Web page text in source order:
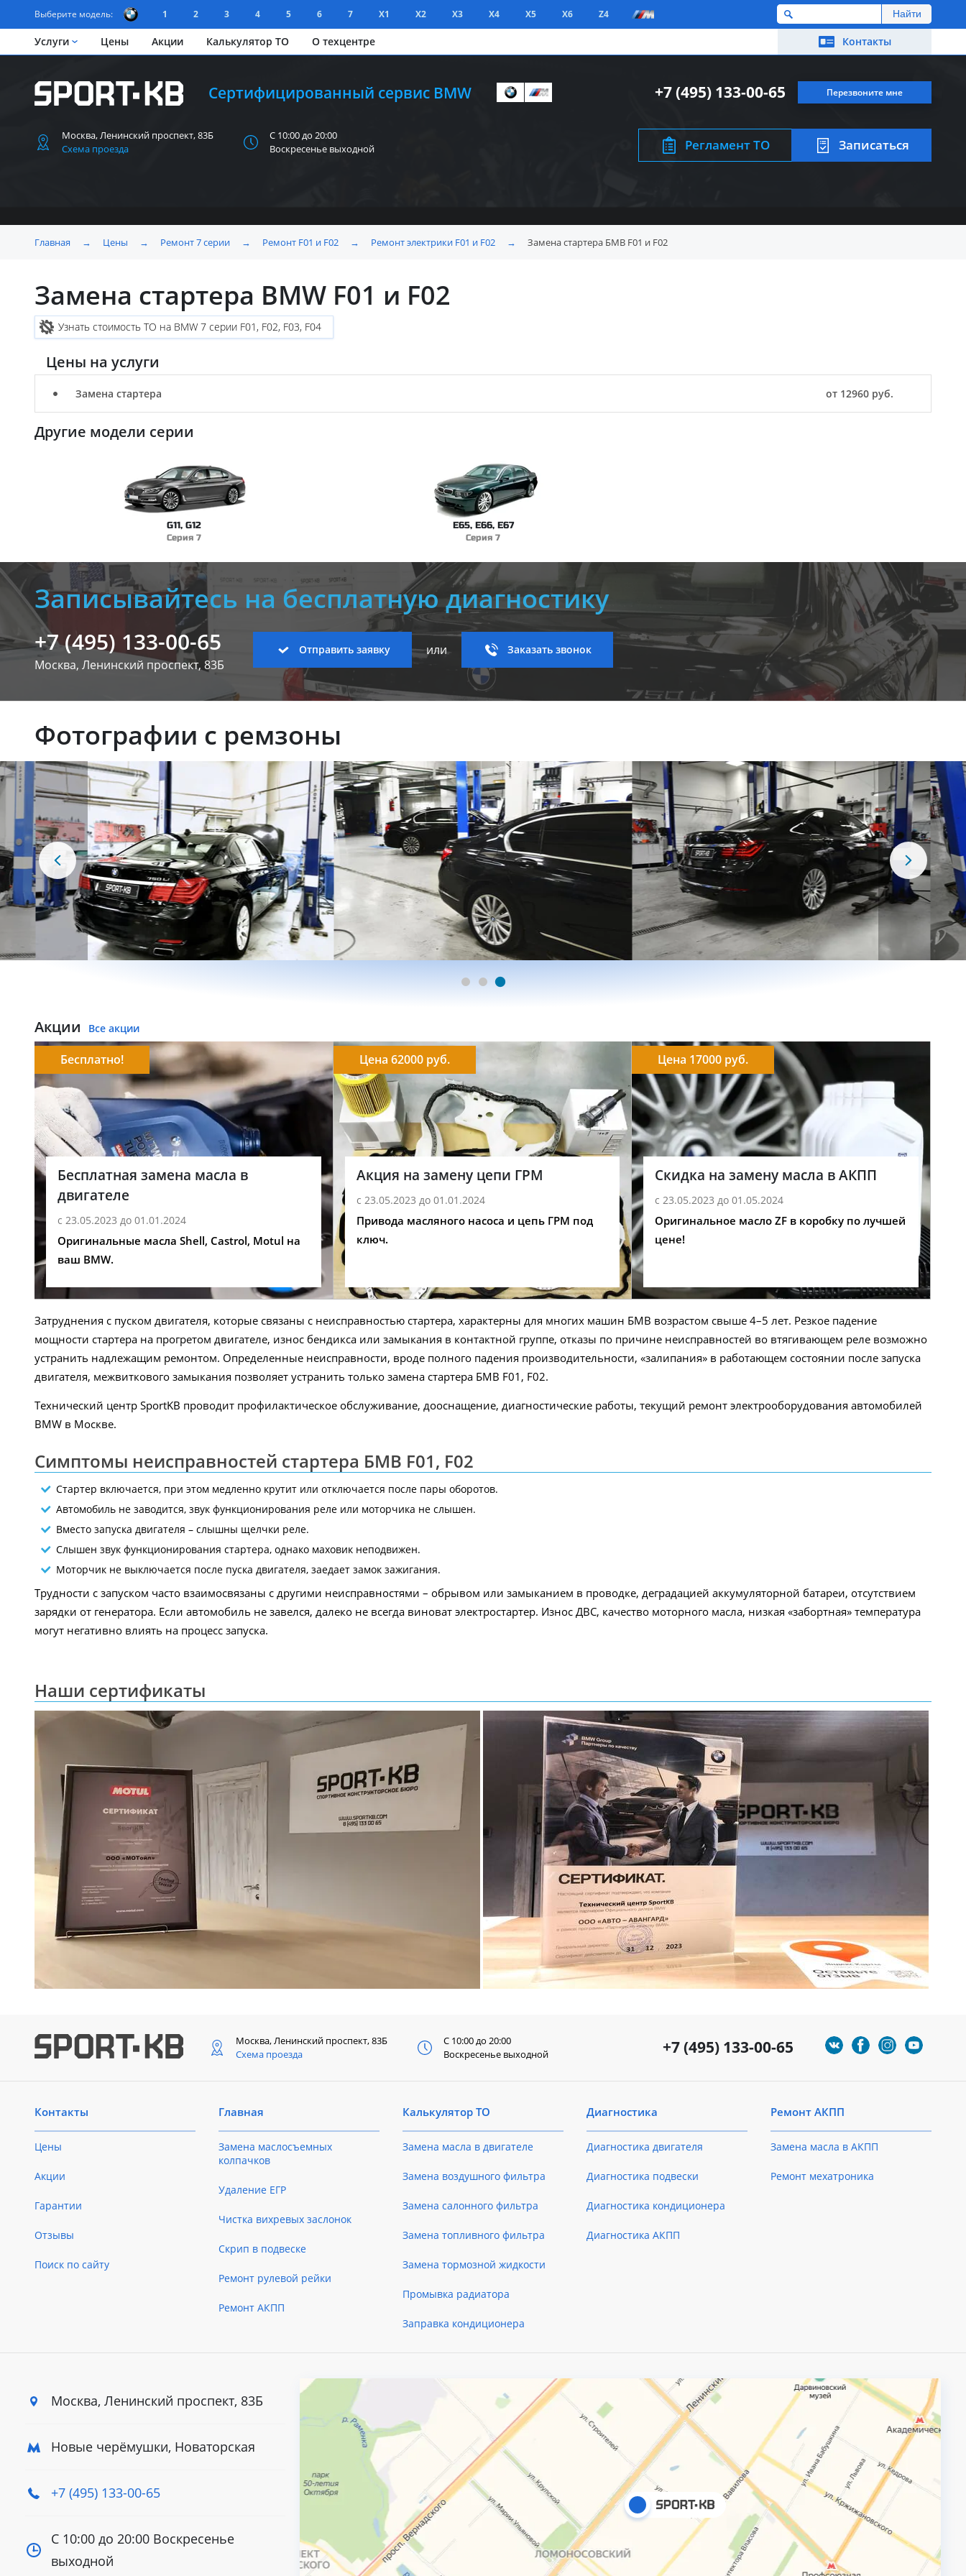
Выберите модель: 1 2 3 4 5 6 7 X1 X2 X3 X4 X5 X6 Z4
Услуги Цены Акции Калькулятор ТО О техцентре Контакты
Сертифицированный сервис BMW Перезвоните мне
+7 (495) 133-00-65
Москва, Ленинский проспект, 83Б
Схема проезда
С 10:00 до 20:00
Воскресенье выходной
Регламент ТО Записаться
Главная → Цены → Ремонт 7 серии → Ремонт F01 и F02 → Ремонт электрики F01 и F02 → Замена стартера БМВ F01 и F02
Замена стартера BMW F01 и F02
Узнать стоимость ТО на BMW 7 серии F01, F02, F03, F04
Цены на услуги
Замена стартера от 12960 руб.
Другие модели серии
G11, G12
Серия 7
E65, E66, E67
Серия 7
Записывайтесь на бесплатную диагностику
+7 (495) 133-00-65
Москва, Ленинский проспект, 83Б
Отправить заявку или Заказать звонок
Фотографии с ремзоны
Акции Все акции
Бесплатная замена масла в
двигателе
с 23.05.2023 до 01.01.2024
Бесплатно!
Оригинальные масла Shell, Castrol, Motul на
ваш BMW.
Акция на замену цепи ГРМ
с 23.05.2023 до 01.01.2024
Цена 62000 руб.
Привода масляного насоса и цепь ГРМ под
ключ.
Скидка на замену масла в АКПП
с 23.05.2023 до 01.05.2024
Цена 17000 руб.
Оригинальное масло ZF в коробку по лучшей
цене!
Затруднения с пуском двигателя, которые связаны с неисправностью стартера, характерны для многих машин БМВ возрастом свыше 4–5 лет. Резкое падение
мощности стартера на прогретом двигателе, износ бендикса или замыкания в контактной группе, отказы по причине неисправностей во втягивающем реле возможно
устранить надлежащим ремонтом. Определенные неисправности, вроде полного падения производительности, «залипания» в работающем состоянии после запуска
двигателя, межвиткового замыкания позволяет устранить только замена стартера БМВ F01, F02.
Технический центр SportKB проводит профилактическое обслуживание, дооснащение, диагностические работы, текущий ремонт электрооборудования автомобилей
BMW в Москве.
Симптомы неисправностей стартера БМВ F01, F02
Стартер включается, при этом медленно крутит или отключается после пары оборотов.
Автомобиль не заводится, звук функционирования реле или моторчика не слышен.
Вместо запуска двигателя – слышны щелчки реле.
Слышен звук функционирования стартера, однако маховик неподвижен.
Моторчик не выключается после пуска двигателя, заедает замок зажигания.
Трудности с запуском часто взаимосвязаны с другими неисправностями – обрывом или замыканием в проводке, деградацией аккумуляторной батареи, отсутствием
зарядки от генератора. Если автомобиль не завелся, далеко не всегда виноват электростартер. Износ ДВС, качество моторного масла, низкая «забортная» температура
могут негативно влиять на процесс запуска.
Наши сертификаты
+7 (495) 133-00-65
Москва, Ленинский проспект, 83Б
Схема проезда
С 10:00 до 20:00
Воскресенье выходной
Контакты
Цены
Акции
Гарантии
Отзывы
Поиск по сайту
Главная
Замена маслосъемных
колпачков
Удаление ЕГР
Чистка вихревых заслонок
Скрип в подвеске
Ремонт рулевой рейки
Ремонт АКПП
Калькулятор ТО
Замена масла в двигателе
Замена воздушного фильтра
Замена салонного фильтра
Замена топливного фильтра
Замена тормозной жидкости
Промывка радиатора
Заправка кондиционера
Диагностика
Диагностика двигателя
Диагностика подвески
Диагностика кондиционера
Диагностика АКПП
Ремонт АКПП
Замена масла в АКПП
Ремонт мехатроника
Москва, Ленинский проспект, 83Б
Новые черёмушки, Новаторская
+7 (495) 133-00-65
С 10:00 до 20:00 Воскресенье
выходной